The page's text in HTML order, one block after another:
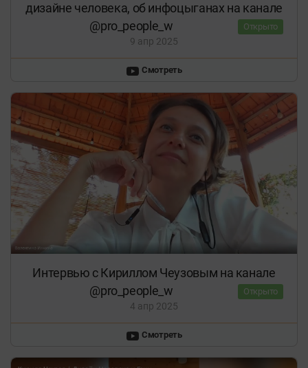
дизайне человека, об инфоцыганах на канале
⁨@pro_people_w⁩
Открыто
9 апр 2025
Смотреть
Интервью с Кириллом Чеузовым на канале
⁨@pro_people_w⁩
Открыто
4 апр 2025
Смотреть